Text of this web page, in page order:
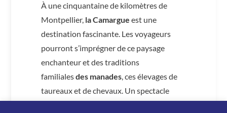
À une cinquantaine de kilomètres de
Montpellier, la Camargue est une
destination fascinante. Les voyageurs
pourront s’imprégner de ce paysage
enchanteur et des traditions
familialesdes manades, ces élevages de
taureaux et de chevaux. Un spectacle